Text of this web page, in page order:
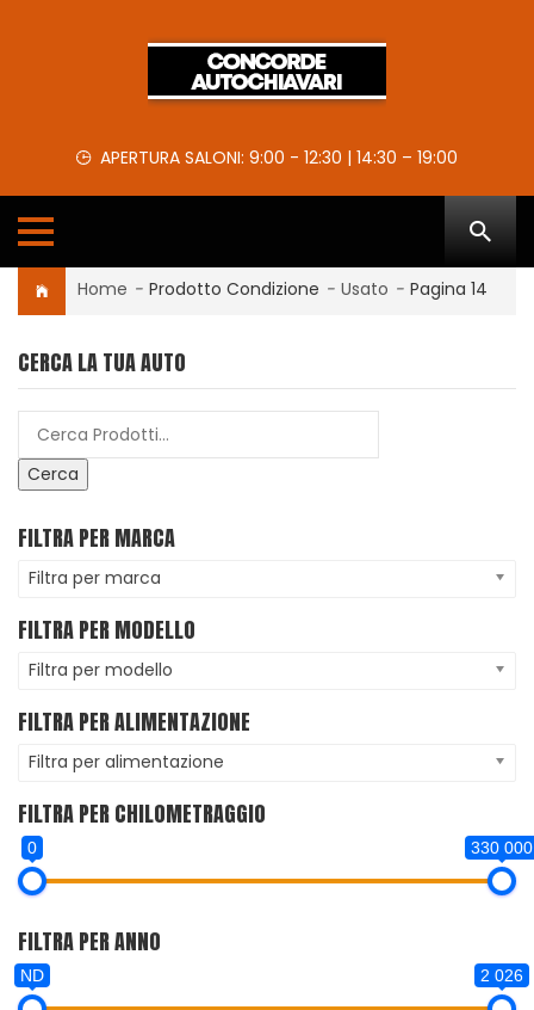
APERTURA SALONI: 9:00 - 12:30 | 14:30 – 19:00
Home - Prodotto Condizione - Usato - Pagina 14
CERCA LA TUA AUTO
Cerca
FILTRA PER MARCA
Filtra per marca
FILTRA PER MODELLO
Filtra per modello
FILTRA PER ALIMENTAZIONE
Filtra per alimentazione
FILTRA PER CHILOMETRAGGIO
0 330 000
FILTRA PER ANNO
ND 2 026